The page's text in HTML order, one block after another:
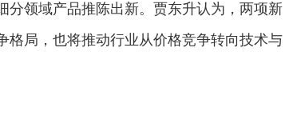
分领域产品推陈出新。贾东升认为，两项新
格局，也将推动行业从价格竞争转向技术与